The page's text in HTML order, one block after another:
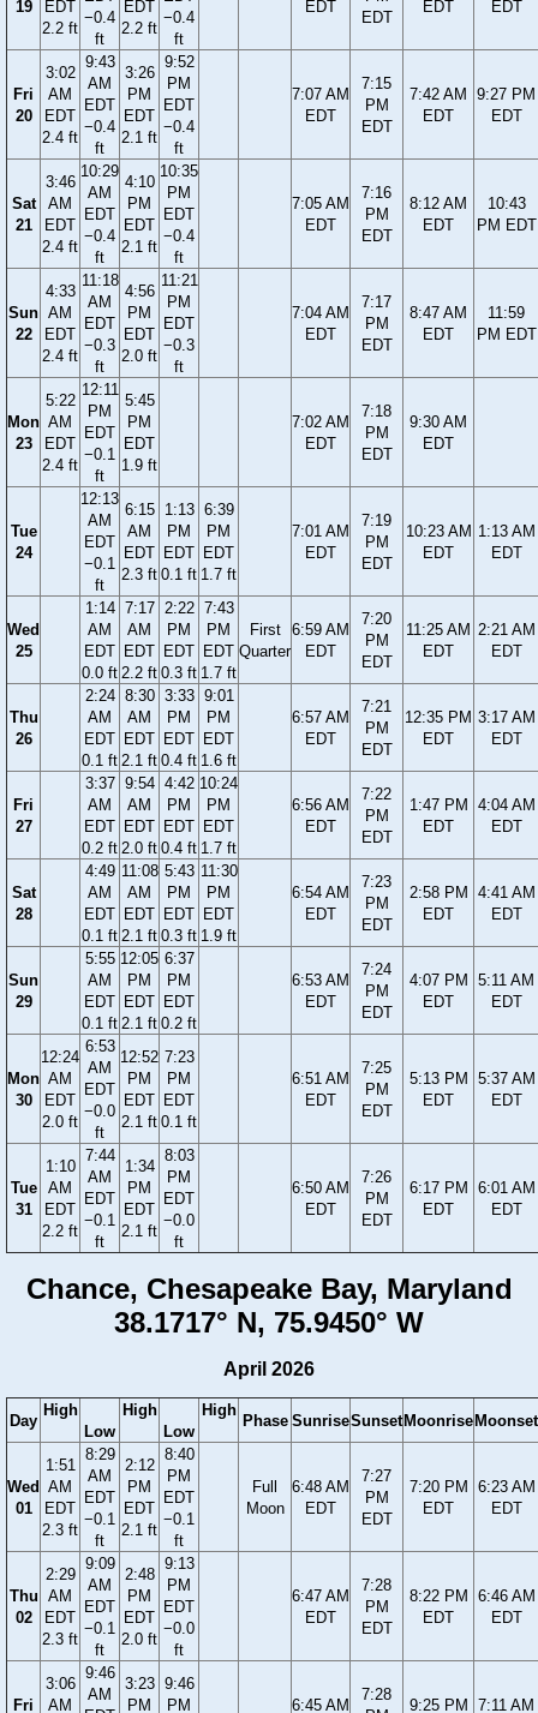
19
EDT
2.2 ft
−0.4
ft
EDT
2.2 ft
−0.4
ft
EDT
EDT
EDT EDT
Fri
20
3:02
AM
EDT
2.4 ft
9:43
AM
EDT
−0.4
ft
3:26
PM
EDT
2.1 ft
9:52
PM
EDT
−0.4
ft
7:07 AM
EDT
7:15
PM
EDT
7:42 AM
EDT
9:27 PM
EDT
Sat
21
3:46
AM
EDT
2.4 ft
10:29
AM
EDT
−0.4
ft
4:10
PM
EDT
2.1 ft
10:35
PM
EDT
−0.4
ft
7:05 AM
EDT
7:16
PM
EDT
8:12 AM
EDT
10:43
PM EDT
Sun
22
4:33
AM
EDT
2.4 ft
11:18
AM
EDT
−0.3
ft
4:56
PM
EDT
2.0 ft
11:21
PM
EDT
−0.3
ft
7:04 AM
EDT
7:17
PM
EDT
8:47 AM
EDT
11:59
PM EDT
Mon
23
5:22
AM
EDT
2.4 ft
12:11
PM
EDT
−0.1
ft
5:45
PM
EDT
1.9 ft
7:02 AM
EDT
7:18
PM
EDT
9:30 AM
EDT
Tue
24
12:13
AM
EDT
−0.1
ft
6:15
AM
EDT
2.3 ft
1:13
PM
EDT
0.1 ft
6:39
PM
EDT
1.7 ft
7:01 AM
EDT
7:19
PM
EDT
10:23 AM
EDT
1:13 AM
EDT
Wed
25
1:14
AM
EDT
0.0 ft
7:17
AM
EDT
2.2 ft
2:22
PM
EDT
0.3 ft
7:43
PM
EDT
1.7 ft
First
Quarter
6:59 AM
EDT
7:20
PM
EDT
11:25 AM
EDT
2:21 AM
EDT
Thu
26
2:24
AM
EDT
0.1 ft
8:30
AM
EDT
2.1 ft
3:33
PM
EDT
0.4 ft
9:01
PM
EDT
1.6 ft
6:57 AM
EDT
7:21
PM
EDT
12:35 PM
EDT
3:17 AM
EDT
Fri
27
3:37
AM
EDT
0.2 ft
9:54
AM
EDT
2.0 ft
4:42
PM
EDT
0.4 ft
10:24
PM
EDT
1.7 ft
6:56 AM
EDT
7:22
PM
EDT
1:47 PM
EDT
4:04 AM
EDT
Sat
28
4:49
AM
EDT
0.1 ft
11:08
AM
EDT
2.1 ft
5:43
PM
EDT
0.3 ft
11:30
PM
EDT
1.9 ft
6:54 AM
EDT
7:23
PM
EDT
2:58 PM
EDT
4:41 AM
EDT
Sun
29
5:55
AM
EDT
0.1 ft
12:05
PM
EDT
2.1 ft
6:37
PM
EDT
0.2 ft
6:53 AM
EDT
7:24
PM
EDT
4:07 PM
EDT
5:11 AM
EDT
Mon
30
12:24
AM
EDT
2.0 ft
6:53
AM
EDT
−0.0
ft
12:52
PM
EDT
2.1 ft
7:23
PM
EDT
0.1 ft
6:51 AM
EDT
7:25
PM
EDT
5:13 PM
EDT
5:37 AM
EDT
Tue
31
1:10
AM
EDT
2.2 ft
7:44
AM
EDT
−0.1
ft
1:34
PM
EDT
2.1 ft
8:03
PM
EDT
−0.0
ft
6:50 AM
EDT
7:26
PM
EDT
6:17 PM
EDT
6:01 AM
EDT
Chance, Chesapeake Bay, Maryland
38.1717° N, 75.9450° W
April 2026
Day
High
Low
High
Low
High
Phase SunriseSunsetMoonriseMoonset
Wed
01
1:51
AM
EDT
2.3 ft
8:29
AM
EDT
−0.1
ft
2:12
PM
EDT
2.1 ft
8:40
PM
EDT
−0.1
ft
Full
Moon
6:48 AM
EDT
7:27
PM
EDT
7:20 PM
EDT
6:23 AM
EDT
Thu
02
2:29
AM
EDT
2.3 ft
9:09
AM
EDT
−0.1
ft
2:48
PM
EDT
2.0 ft
9:13
PM
EDT
−0.0
ft
6:47 AM
EDT
7:28
PM
EDT
8:22 PM
EDT
6:46 AM
EDT
Fri
3:06
AM
9:46
AM
3:23
PM
9:46
PM
6:45 AM
7:28
9:25 PM 7:11 AM